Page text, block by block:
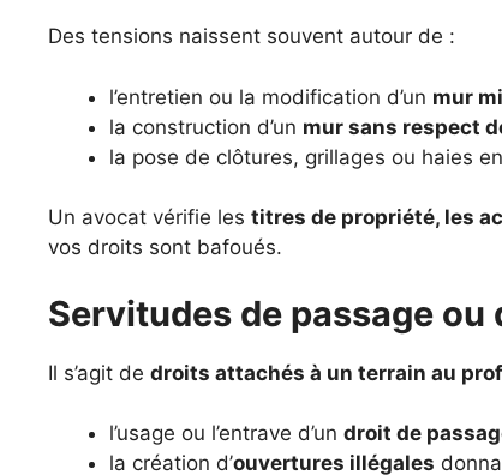
Des tensions naissent souvent autour de :
l’entretien ou la modification d’un mur
la construction d’un mur sans respect
la pose de clôtures, grillages ou haies
Un avocat vérifie les titres de propriété, les
vos droits sont bafoués.
Servitudes de passage ou
Il s’agit de droits attachés à un terrain au
l’usage ou l’entrave d’un droit de
la création d’ouvertures illégales